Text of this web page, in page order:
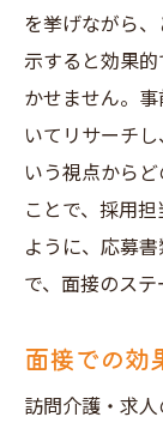
を挙げながら
示すると効果
かせません。
いてリサーチ
いう視点から
ことで、採用
ように、応募
で、面接のステ
面接での効
訪問介護・求